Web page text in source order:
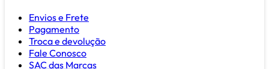
Envios e Frete
Pagamento
Troca e devolução
Fale Conosco
SAC das Marcas